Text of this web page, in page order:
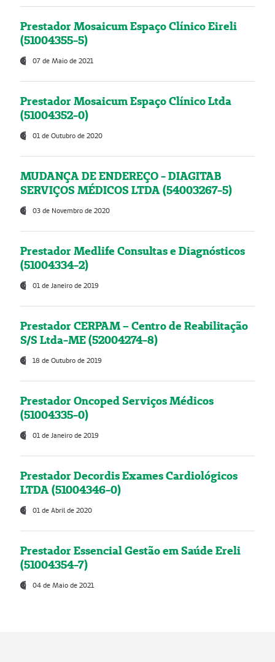
Prestador Mosaicum Espaço Clínico Eireli
(51004355-5)
07 de Maio de 2021
Prestador Mosaicum Espaço Clínico Ltda
(51004352-0)
01 de Outubro de 2020
MUDANÇA DE ENDEREÇO - DIAGITAB
SERVIÇOS MÉDICOS LTDA (54003267-5)
03 de Novembro de 2020
Prestador Medlife Consultas e Diagnósticos
(51004334-2)
01 de Janeiro de 2019
Prestador CERPAM – Centro de Reabilitação
S/S Ltda-ME (52004274-8)
18 de Outubro de 2019
Prestador Oncoped Serviços Médicos
(51004335-0)
01 de Janeiro de 2019
Prestador Decordis Exames Cardiológicos
LTDA (51004346-0)
01 de Abril de 2020
Prestador Essencial Gestão em Saúde Ereli
(51004354-7)
04 de Maio de 2021